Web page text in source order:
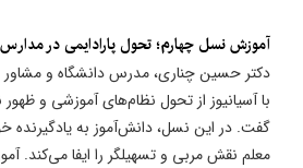
آموزش نسل چهارم؛ تحول پارادایمی در
دکتر حسین چناری، مدرس دانشگاه و مشاور
با آسیانیوز از تحول نظام‌های آموزشی و
گفت. در این نسل، دانش‌آموز به یادگیرنده
معلم نقش مربی و تسهیلگر را ایفا می‌کند.